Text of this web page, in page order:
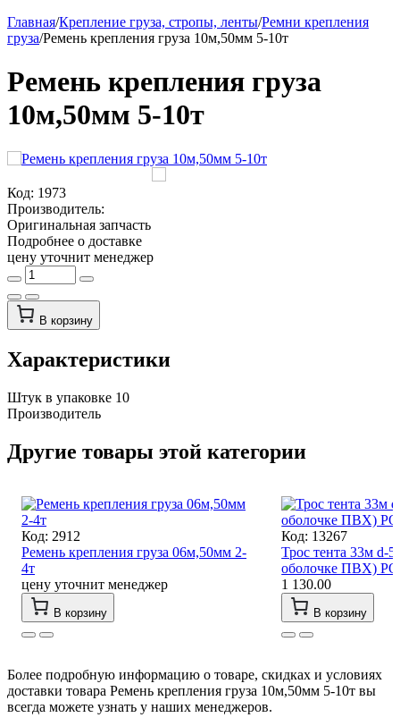
Главная/Крепление груза, стропы, ленты/Ремни крепления
груза/Ремень крепления груза 10м,50мм 5-10т
Ремень крепления груза
10м,50мм 5-10т
Код: 1973
Производитель:
Оригинальная запчасть
Подробнее о доставке
цену уточнит менеджер
В корзину
Характеристики
Штук в упаковке 10
Производитель
Другие товары этой категории
Код: 2912
Ремень крепления груза 06м,50мм 2-
4т
цену уточнит менеджер
В корзину
Код: 13267
Трос тента 33м d-
оболочке ПВХ)
1 130.00
В корзину
Более подробную информацию о товаре, скидках и условиях
доставки товара Ремень крепления груза 10м,50мм 5-10т вы
всегда можете узнать у наших менеджеров.